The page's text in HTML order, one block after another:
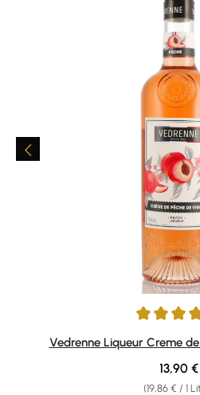
Durchschnittliche Bewertung
Vedrenne Liqueur Creme
(19,86 € / 1
13,90 €